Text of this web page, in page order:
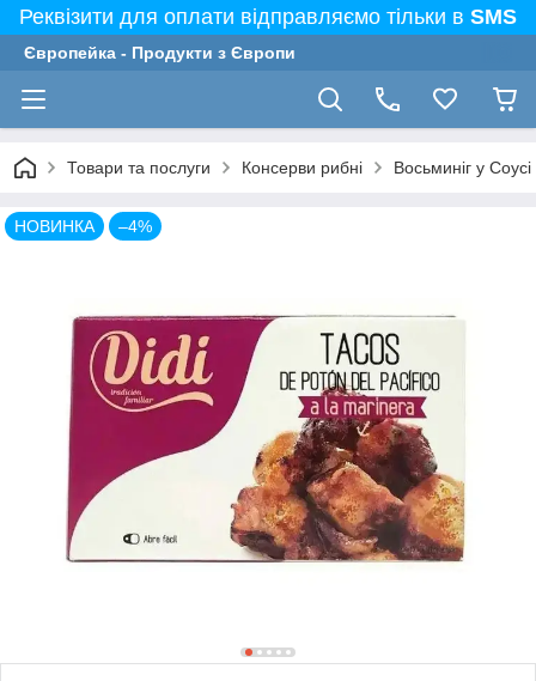
Реквізити для оплати відправляємо тільки в SMS
Європейка - Продукти з Європи
Товари та послуги Консерви рибні Восьминіг у
НОВИНКА –4%